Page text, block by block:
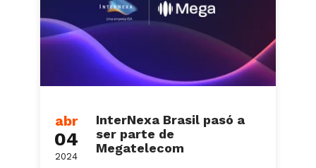
abr
04
2024
InterNexa Brasil pasó a
ser parte de
Megatelecom